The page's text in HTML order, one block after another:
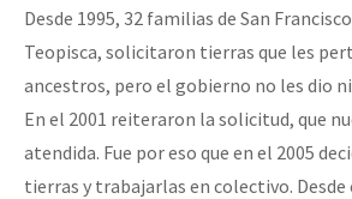
Niñxs
ETIQUETAS
MULTIMEDIA
Audio
Se o México sabe, que o mundo saiba!
[25 abr – CDMX] Tokín por el CNI: 30 años
Desde 1995, 32 familias de San
Teopisca, solicitaron tierras que les
ancestros, pero el gobierno no les dio
En el 2001 reiteraron la solicitud, que
atendida. Fue por eso que en el 2005
tierras y trabajarlas en colectivo. Desde